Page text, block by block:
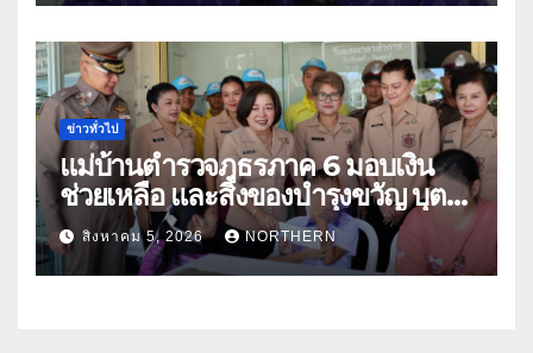
คู่ธุรกิจดันสินค้าเกษตรสู่สากล (คลิป)
ข่าวทั่วไป
แม่บ้านตำรวจภูธรภาค 6 มอบเงิน
ช่วยเหลือ และสิ่งของบำรุงขวัญ บุตร-
ธิดา ข้าราชการตำรวจจังหวัด
อุทัยธานี
สิงหาคม 5, 2026 NORTHERN